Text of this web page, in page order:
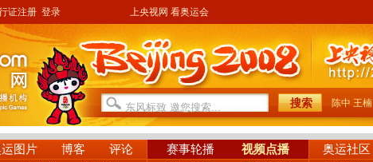
证注册 登录 上央视网 看奥运会
陈中 王楠
图片 博客 评论 赛事轮播 视频点播 奥运社区